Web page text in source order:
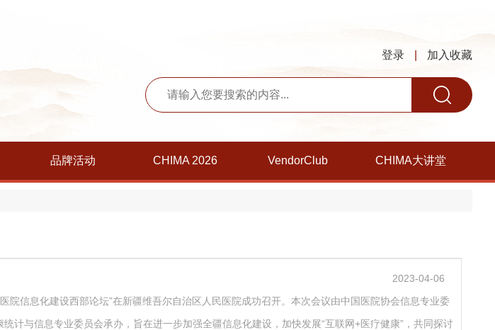
登录 加入收藏
品牌活动 CHIMA 2026 VendorClub CHIMA大讲堂
2023-04-06
信息化建设西部论坛”在新疆维吾尔自治区人民医院成功召开。本次会议由中国医院协会信息专业委
计与信息专业委员会承办，旨在进一步加强全疆信息化建设，加快发展“互联网+医疗健康”，共同探讨